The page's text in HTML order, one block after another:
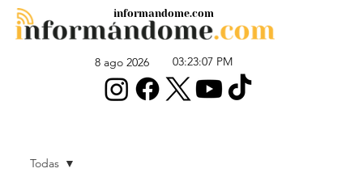
8 ago 2026 03:23:07 PM
informandome.com
Todas